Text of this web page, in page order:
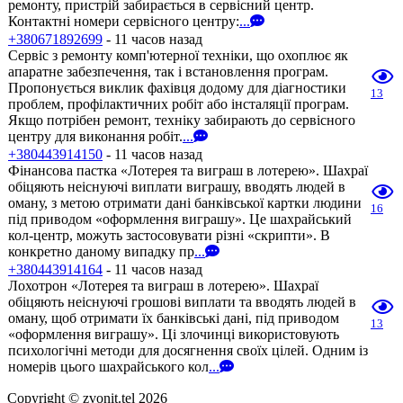
ремонту, пристрій забирається в сервісний центр.
Контактні номери сервісного центру:...
+380671892699 - 11 часов назад
Сервіс з ремонту комп'ютерної техніки, що охоплює як
апаратне забезпечення, так і встановлення програм.
Пропонується виклик фахівця додому для діагностики
проблем, профілактичних робіт або інсталяції програм.
Якщо потрібен ремонт, техніку забирають до сервісного
центру для виконання робіт....
13
+380443914150 - 11 часов назад
Фінансова пастка «Лотерея та виграш в лотерею». Шахраї
обіцяють неіснуючі виплати виграшу, вводять людей в
оману, з метою отримати дані банківської картки людини
під приводом «оформлення виграшу». Це шахрайський
кол-центр, можуть застосовувати різні «скрипти». В
конкретно даному випадку пр...
16
+380443914164 - 11 часов назад
Лохотрон «Лотерея та виграш в лотерею». Шахраї
обіцяють неіснуючі грошові виплати та вводять людей в
оману, щоб отримати їх банківські дані, під приводом
«оформлення виграшу». Ці злочинці використовують
психологічні методи для досягнення своїх цілей. Одним із
номерів цього шахрайського кол...
13
Copyright © zvonit.tel 2026